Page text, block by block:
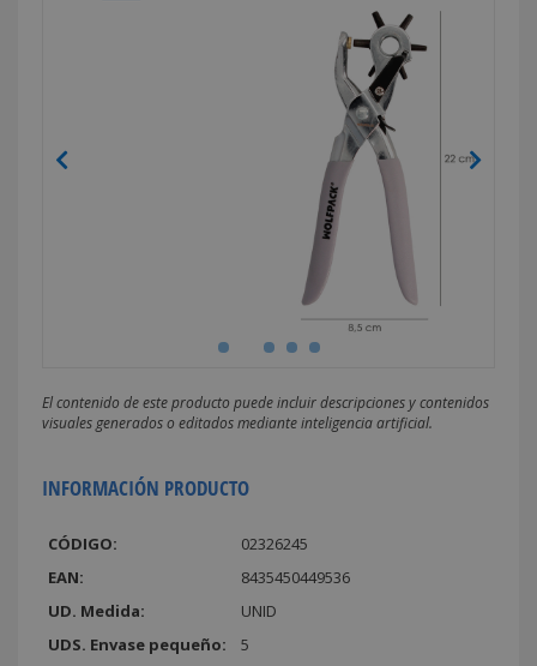
El contenido de este producto puede incluir descripciones y contenidos
visuales generados o editados mediante inteligencia artificial.
INFORMACIÓN PRODUCTO
CÓDIGO:
02326245
EAN:
8435450449536
UD. Medida:
UNID
UDS. Envase pequeño:
5